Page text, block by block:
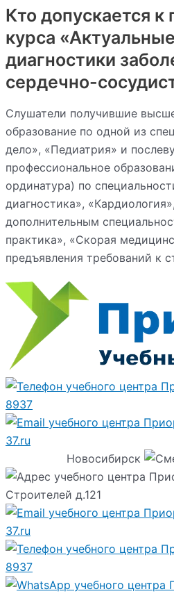
Кто допускается
курса
диагностики
сердечно-
Слушатели получившие
образование по одной из
дело», «Педиатрия» и
профессиональное
ординатура) по
диагностика»,
дополнительным
практика», «Скорая
предъявления требований к
8937
37.ru
Новосибирск
Строителей д.121
37.ru
8937